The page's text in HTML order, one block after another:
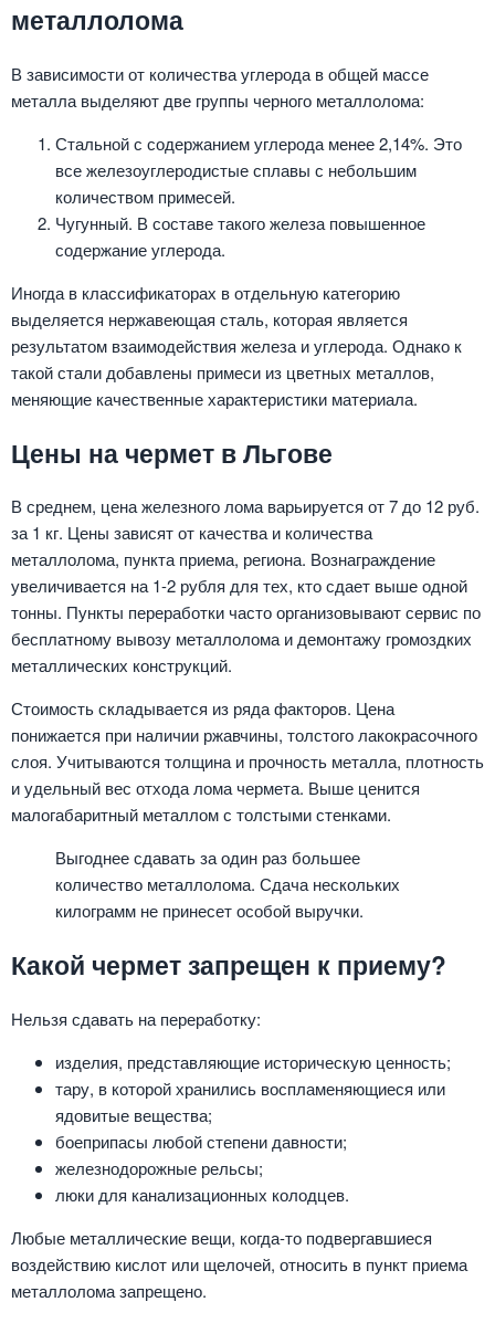
металлолома
В зависимости от количества углерода в общей массе
металла выделяют две группы черного металлолома:
Стальной с содержанием углерода менее 2,14%. Это
все железоуглеродистые сплавы с небольшим
количеством примесей.
Чугунный. В составе такого железа повышенное
содержание углерода.
Иногда в классификаторах в отдельную категорию
выделяется нержавеющая сталь, которая является
результатом взаимодействия железа и углерода. Однако к
такой стали добавлены примеси из цветных металлов,
меняющие качественные характеристики материала.
Цены на чермет в Льгове
В среднем, цена железного лома варьируется от 7 до 12 руб.
за 1 кг. Цены зависят от качества и количества
металлолома, пункта приема, региона. Вознаграждение
увеличивается на 1-2 рубля для тех, кто сдает выше одной
тонны. Пункты переработки часто организовывают сервис по
бесплатному вывозу металлолома и демонтажу громоздких
металлических конструкций.
Стоимость складывается из ряда факторов. Цена
понижается при наличии ржавчины, толстого лакокрасочного
слоя. Учитываются толщина и прочность металла, плотность
и удельный вес отхода лома чермета. Выше ценится
малогабаритный металлом с толстыми стенками.
Выгоднее сдавать за один раз большее
количество металлолома. Сдача нескольких
килограмм не принесет особой выручки.
Какой чермет запрещен к приему?
Нельзя сдавать на переработку:
изделия, представляющие историческую ценность;
тару, в которой хранились воспламеняющиеся или
ядовитые вещества;
боеприпасы любой степени давности;
железнодорожные рельсы;
люки для канализационных колодцев.
Любые металлические вещи, когда-то подвергавшиеся
воздействию кислот или щелочей, относить в пункт приема
металлолома запрещено.